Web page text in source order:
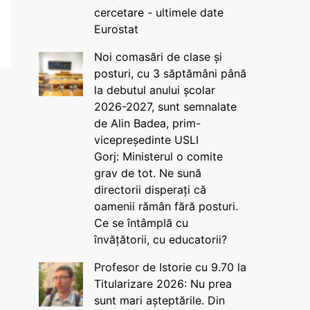
cercetare - ultimele date
Eurostat
Noi comasări de clase și
posturi, cu 3 săptămâni până
la debutul anului școlar
2026-2027, sunt semnalate
de Alin Badea, prim-
vicepreședinte USLI
Gorj: Ministerul o comite
grav de tot. Ne sună
directorii disperați că
oamenii rămân fără posturi.
Ce se întâmplă cu
învățătorii, cu educatorii?
Profesor de Istorie cu 9.70 la
Titularizare 2026: Nu prea
sunt mari așteptările. Din